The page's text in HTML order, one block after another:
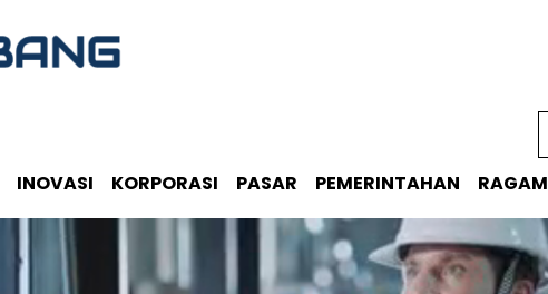
INOVASI KORPORASI PASAR PEMERINTAHAN RAGAM